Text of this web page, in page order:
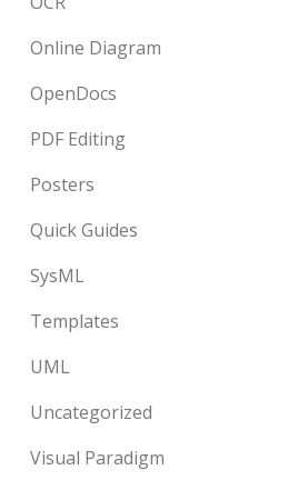
Online Diagram
OpenDocs
PDF Editing
Posters
Quick Guides
SysML
Templates
UML
Uncategorized
Visual Paradigm